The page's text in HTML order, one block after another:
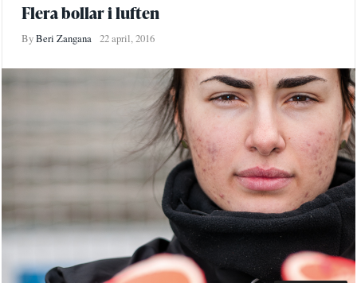
Flera bollar i luften
ByBeri Zangana 22 april, 2016